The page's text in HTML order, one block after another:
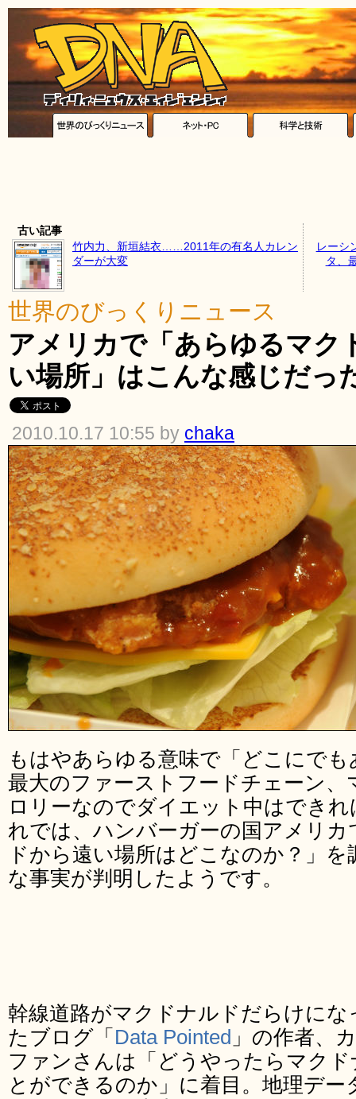
古い記事
竹内力、新垣結衣……2011年の有名人カレン
ダーが大変
レーシ
タ、
世界のびっくりニュース
アメリカで「あらゆるマク
い場所」はこんな感じだっ
2010.10.17 10:55 by chaka
もはやあらゆる意味で「どこにで
最大のファーストフードチェーン
ロリーなのでダイエット中はでき
れでは、ハンバーガーの国アメリ
ドから遠い場所はどこなのか？」
な事実が判明したようです。
幹線道路がマクドナルドだらけに
たブログ「 Data Pointed 」の作者、
ファンさんは「どうやったらマク
とができるのか」に着目。地理デー